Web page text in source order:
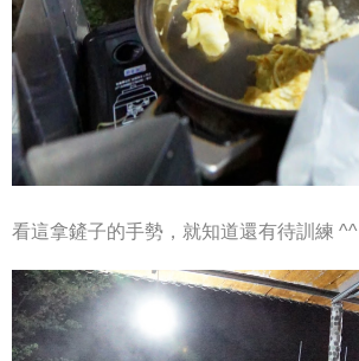
看這拿鏟子的手勢，就知道還有待訓練 ^^